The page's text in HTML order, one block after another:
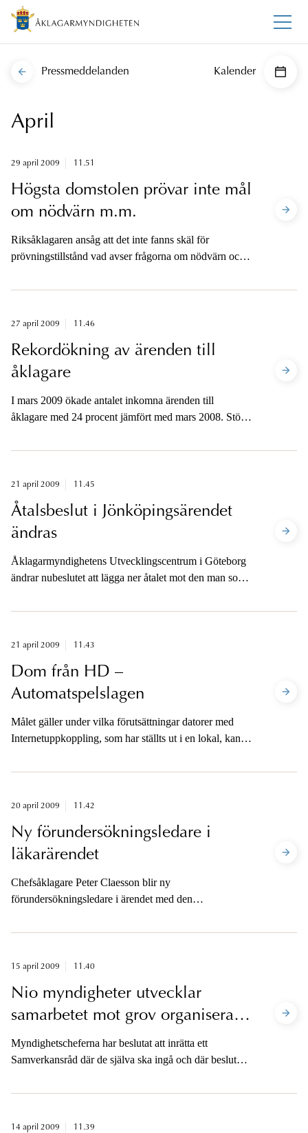
Pressmeddelanden Kalender
April
29 april 2009 11.51
Högsta domstolen prövar inte mål
om nödvärn m.m.
Riksåklagaren ansåg att det inte fanns skäl för
prövningstillstånd vad avser frågorna om nödvärn och
27 april 2009 11.46
Rekordökning av ärenden till
åklagare
I mars 2009 ökade antalet inkomna ärenden till
åklagare med 24 procent jämfört med mars 2008. Störst
21 april 2009 11.45
Åtalsbeslut i Jönköpingsärendet
ändras
Åklagarmyndighetens Utvecklingscentrum i Göteborg
ändrar nubeslutet att lägga ner åtalet mot den man som
Jönköping.Man anser att det finns tillräckliga skäl för
prövas av tingsrätten.
21 april 2009 11.43
Dom från HD –
Automatspelslagen
Målet gäller under vilka förutsättningar datorer med
Internetuppkoppling, som har ställts ut i en lokal, kan
20 april 2009 11.42
Ny förundersökningsledare i
läkarärendet
Chefsåklagare Peter Claesson blir ny
förundersökningsledare i ärendet med den
Elisabeth Brandt begärt att få frånträda
15 april 2009 11.40
Nio myndigheter utvecklar
samarbetet mot grov organiserad
brottslighet
Myndighetscheferna har beslutat att inrätta ett
Samverkansråd där de själva ska ingå och där beslut
14 april 2009 11.39